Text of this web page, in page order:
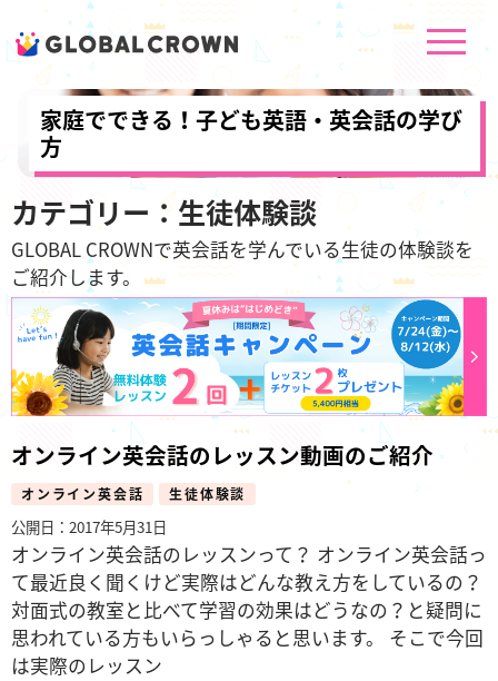
家庭でできる！子ども英語・英会話の学び
方
カテゴリー：生徒体験談
GLOBAL CROWNで英会話を学んでいる生徒の体験談を
ご紹介します。
オンライン英会話のレッスン動画のご紹介
オンライン英会話 生徒体験談
公開日：2017年5月31日
オンライン英会話のレッスンって？ オンライン英会話っ
て最近良く聞くけど実際はどんな教え方をしているの？
対面式の教室と比べて学習の効果はどうなの？と疑問に
思われている方もいらっしゃると思います。 そこで今回
は実際のレッスン